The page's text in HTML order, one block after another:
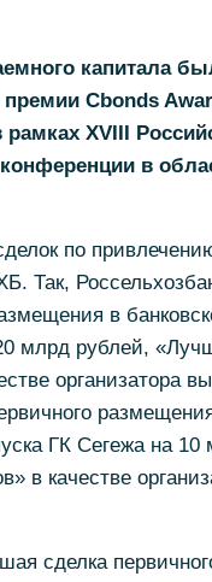
капитала
Cbonds
XVIII
в
по
Так,
в
млрд рублей,
организатора
ГК Сегежа на
в качестве
сделка